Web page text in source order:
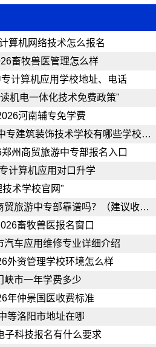
算机网络技术怎么报名
畜牧兽医管理怎么样
计算机应用学校地址、电话
机电一体化技术免费政策"
河南辅专免学费
建筑装饰技术学校有哪些学校可以报
州商贸旅游中专部报名入口
计算机应用对口升学
术学校官网"
旅游中专部靠谱吗？（建议收藏）
畜牧兽医报名窗口
汽车应用维修专业详细介绍
外资管理学校环境怎么样
峡市一年学费多少
年仲景国医收费标准
等洛阳市地址在哪
子科技报名有什么要求